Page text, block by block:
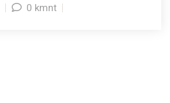
0 kmnt